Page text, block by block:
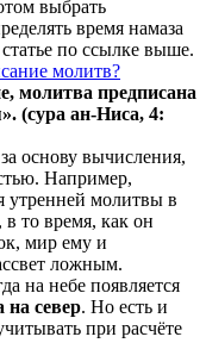
выбрать
время намаза
по ссылке выше.
молитв?
молитва предписана
(сура ан-Ниса, 4:
основу вычисления,
Например,
утренней молитвы в
то время, как он
мир ему и
ложным.
на небе появляется
на север. Но есть и
при расчёте